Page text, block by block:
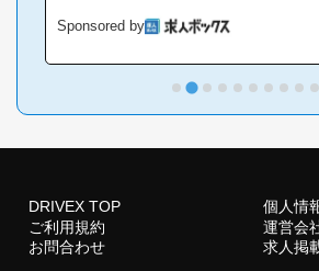
経験からのチャ
レンジOK! 残業
未経験、初心者
仕事内容> ・マ
Sponsored by
DRIVEX TOP
個人情
ご利用規約
運営会
お問合わせ
求人掲